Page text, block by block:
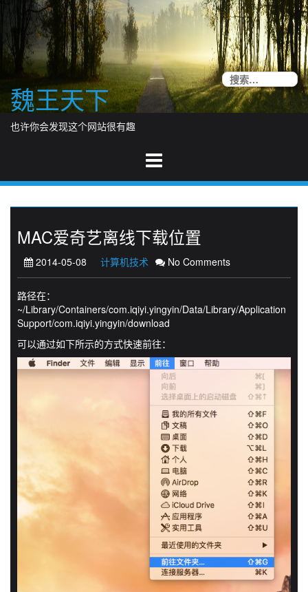
content
魏王天下
也许你会发现这个网站很有趣
搜
MAC爱奇艺离线下载位置
2014-05-08 计算机技术 No Comments
路径在：
~/Library/Containers/com.iqiyi.yingyin/Data/Library/Application
Support/com.iqiyi.yingyin/download
可以通过如下所示的方式快速前往：